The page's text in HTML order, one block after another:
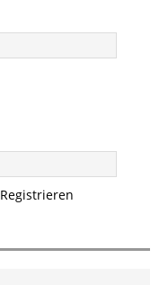
Registrieren